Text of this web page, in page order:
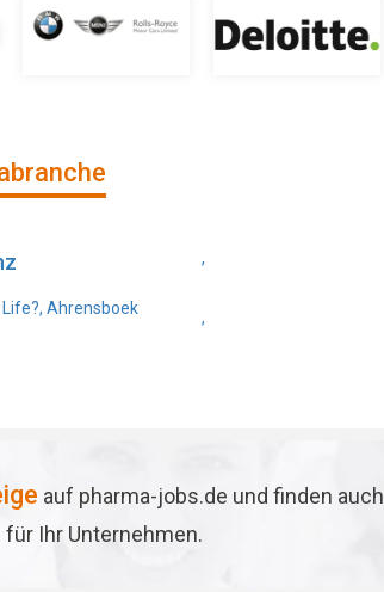
Ahrensboek
,
,
auf pharma-jobs.de und finden auch
Ihr Unternehmen.